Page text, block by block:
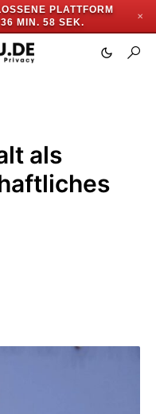
PLATTFORM
MIN. 57 SEK.
✕
als